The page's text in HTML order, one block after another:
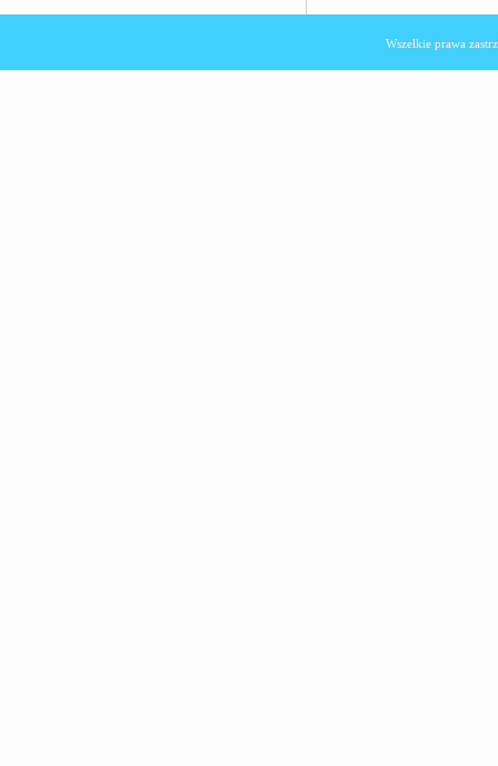
Wszelkie prawa